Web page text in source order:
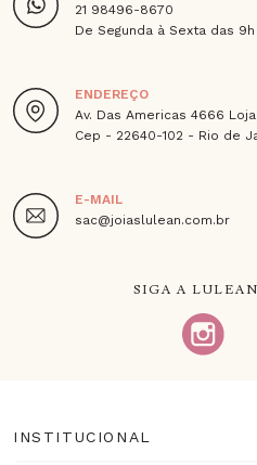
21 98496-8670
De Segunda à Sexta das 9h
ENDEREÇO
Av. Das Americas 4666 Loja
Cep - 22640-102 - Rio de
E-MAIL
sac@joiaslulean.com.br
SIGA A
INSTITUCIONAL